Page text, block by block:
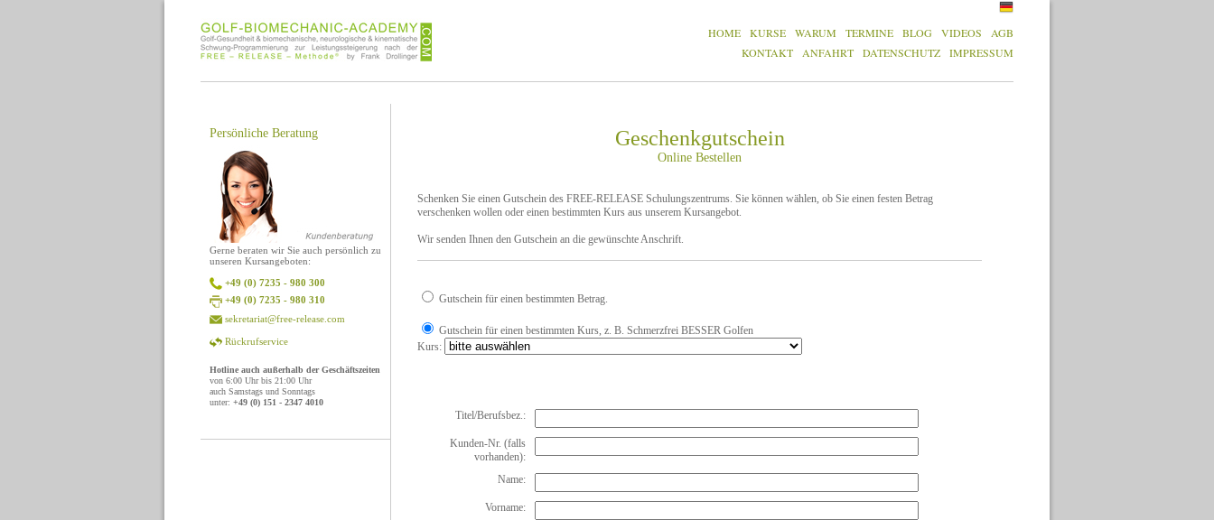
HOME KURSE WARUM TERMINE BLOG VIDEOS
AGB
KONTAKT
ANFAHRT DATENSCHUTZ IMPRESSUM
Persönliche Beratung
Gerne beraten wir Sie auch persönlich zu
unseren Kursangeboten:
+49 (0) 7235 - 980 300
+49 (0) 7235 - 980 310
sekretariat@free-release.com
Rückrufservice
Hotline auch außerhalb der Geschäftszeiten
von 6:00 Uhr bis 21:00 Uhr
auch Samstags und Sonntags
unter: +49 (0) 151 - 2347 4010
Geschenkgutschein
Online Bestellen
Schenken Sie einen Gutschein des FREE-RELEASE Schulungszentrums. Sie können wählen, ob Sie einen festen Betrag
verschenken wollen oder einen bestimmten Kurs aus unserem Kursangebot.
Wir senden Ihnen den Gutschein an die gewünschte Anschrift.
Gutschein für einen bestimmten Betrag.
Gutschein für einen bestimmten Kurs, z. B. Schmerzfrei BESSER Golfen
Kurs:
Titel/Berufsbez.:
Kunden-Nr. (falls
vorhanden):
Name:
Vorname: